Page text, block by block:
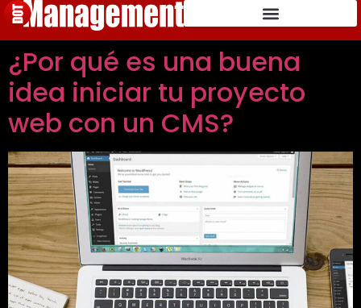
¿Por qué es una buena
idea iniciar tu proyecto
web con un CMS?